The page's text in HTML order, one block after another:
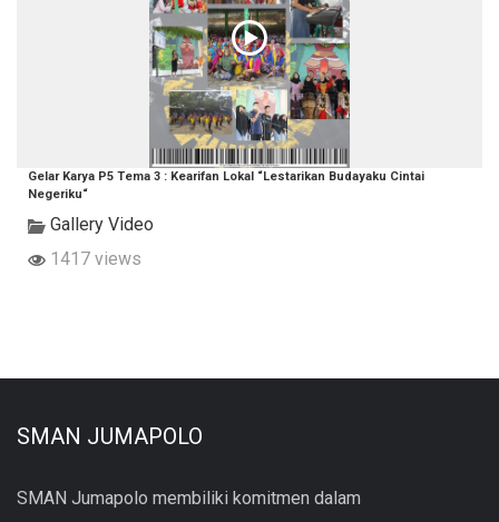
Gelar Karya P5 Tema 3 : Kearifan Lokal “Lestarikan Budayaku Cintai
Negeriku“
Gallery Video
1417 views
SMAN JUMAPOLO
SMAN Jumapolo membiliki komitmen dalam